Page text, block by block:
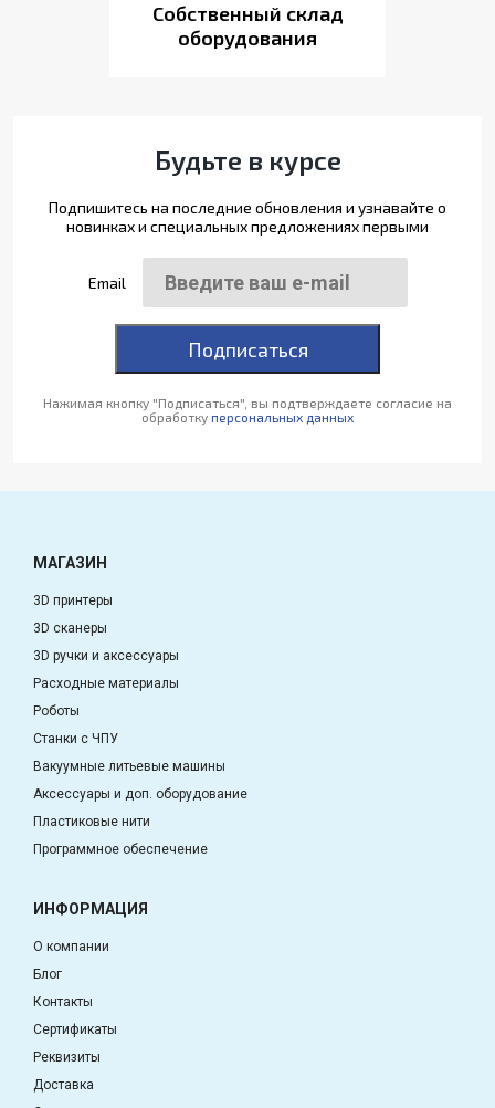
Собственный склад
оборудования
Будьте в курсе
Подпишитесь на последние обновления и узнавайте о
новинках и специальных предложениях первыми
Email
Подписаться
Нажимая кнопку "Подписаться", вы подтверждаете согласие на
обработку персональных данных
МАГАЗИН
3D принтеры
3D сканеры
3D ручки и аксессуары
Расходные материалы
Роботы
Станки с ЧПУ
Вакуумные литьевые машины
Аксессуары и доп. оборудование
Пластиковые нити
Программное обеспечение
ИНФОРМАЦИЯ
О компании
Блог
Контакты
Сертификаты
Реквизиты
Доставка